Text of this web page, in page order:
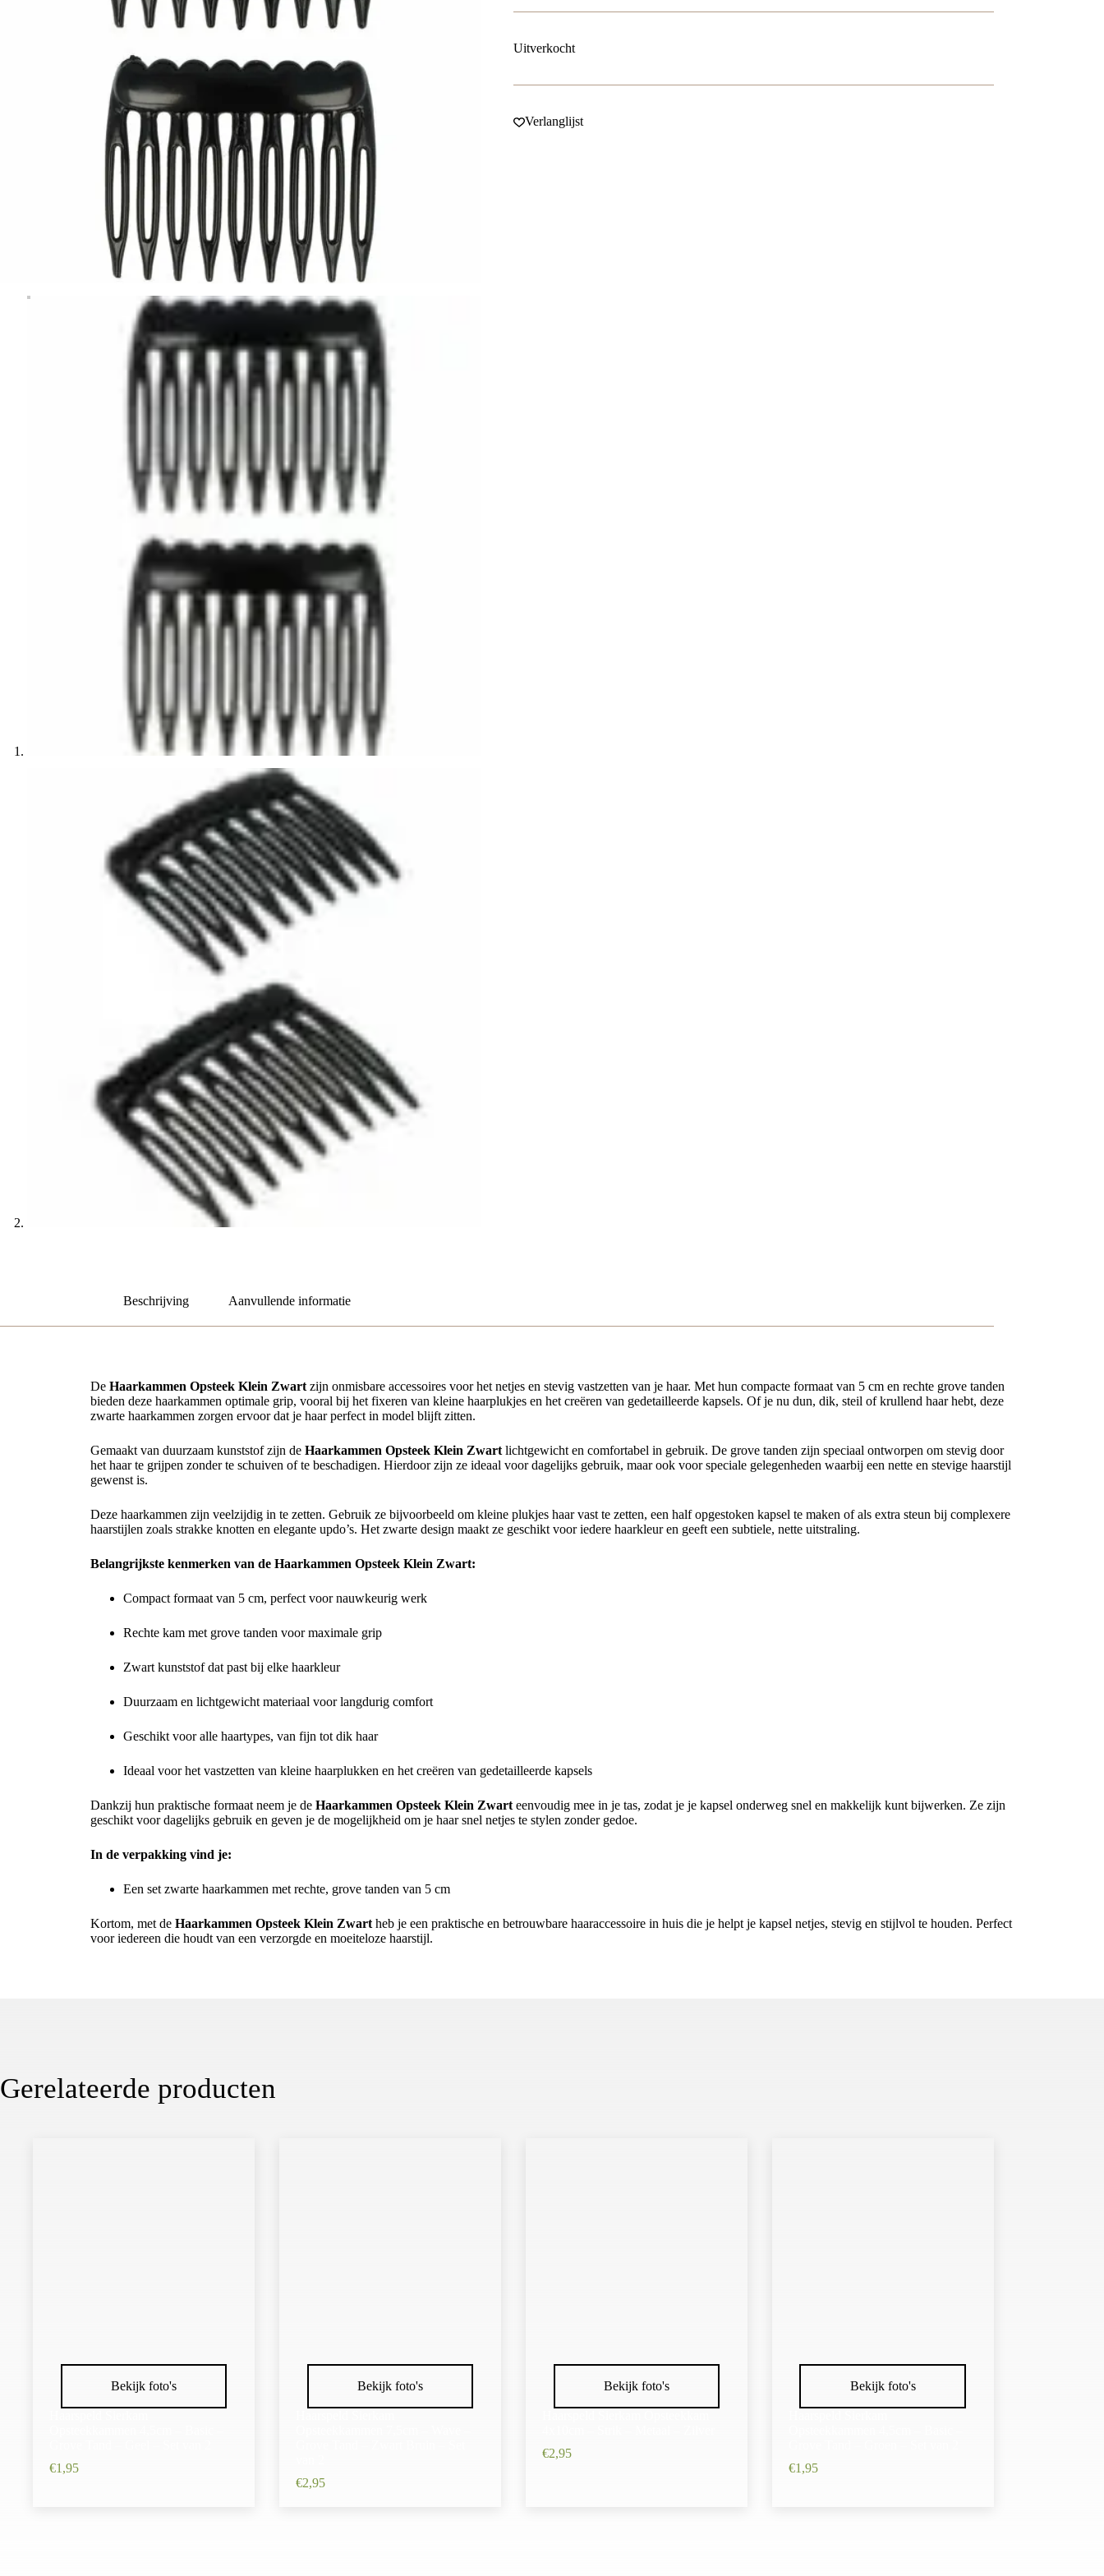
Uitverkocht
Verlanglijst
Beschrijving Aanvullende informatie
De Haarkammen Opsteek Klein Zwart zijn onmisbare accessoires voor het netjes en stevig vastzetten van je haar. Met hun compacte formaat van 5 cm en rechte grove tanden
bieden deze haarkammen optimale grip, vooral bij het fixeren van kleine haarplukjes en het creëren van gedetailleerde kapsels. Of je nu dun, dik, steil of krullend haar hebt, deze
zwarte haarkammen zorgen ervoor dat je haar perfect in model blijft zitten.
Gemaakt van duurzaam kunststof zijn de Haarkammen Opsteek Klein Zwart lichtgewicht en comfortabel in gebruik. De grove tanden zijn speciaal ontworpen om stevig door
het haar te grijpen zonder te schuiven of te beschadigen. Hierdoor zijn ze ideaal voor dagelijks gebruik, maar ook voor speciale gelegenheden waarbij een nette en stevige haarstijl
gewenst is.
Deze haarkammen zijn veelzijdig in te zetten. Gebruik ze bijvoorbeeld om kleine plukjes haar vast te zetten, een half opgestoken kapsel te maken of als extra steun bij complexere
haarstijlen zoals strakke knotten en elegante updo’s. Het zwarte design maakt ze geschikt voor iedere haarkleur en geeft een subtiele, nette uitstraling.
Belangrijkste kenmerken van de Haarkammen Opsteek Klein Zwart:
Compact formaat van 5 cm, perfect voor nauwkeurig werk
Rechte kam met grove tanden voor maximale grip
Zwart kunststof dat past bij elke haarkleur
Duurzaam en lichtgewicht materiaal voor langdurig comfort
Geschikt voor alle haartypes, van fijn tot dik haar
Ideaal voor het vastzetten van kleine haarplukken en het creëren van gedetailleerde kapsels
Dankzij hun praktische formaat neem je de Haarkammen Opsteek Klein Zwart eenvoudig mee in je tas, zodat je je kapsel onderweg snel en makkelijk kunt bijwerken. Ze zijn
geschikt voor dagelijks gebruik en geven je de mogelijkheid om je haar snel netjes te stylen zonder gedoe.
In de verpakking vind je:
Een set zwarte haarkammen met rechte, grove tanden van 5 cm
Kortom, met de Haarkammen Opsteek Klein Zwart heb je een praktische en betrouwbare haaraccessoire in huis die je helpt je kapsel netjes, stevig en stijlvol te houden. Perfect
voor iedereen die houdt van een verzorgde en moeiteloze haarstijl.
Gerelateerde producten
Bekijk foto's
€1,95
Bekijk foto's
€2,95
Bekijk foto's
€2,95
Bekijk foto's
€1,95